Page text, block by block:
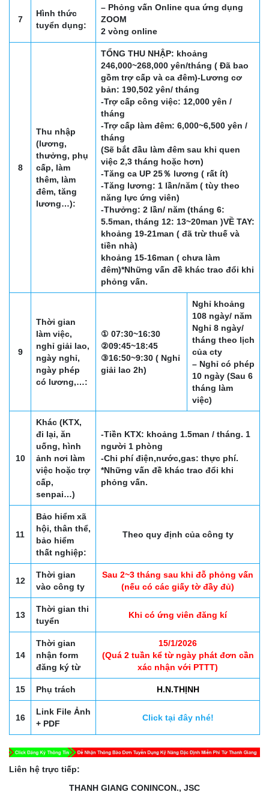
7
Hình thức
tuyển dụng:
– Phỏng vấn Online qua ứng dụng
ZOOM
2 vòng online
8
Thu nhập
(lương,
thưởng, phụ
cấp, làm
thêm, làm
đêm, tăng
lương…):
TỔNG THU NHẬP: khoảng
246,000~268,000 yên/tháng ( Đã bao
gồm trợ cấp và ca đêm)-Lương cơ
bản: 190,502 yên/ tháng
-Trợ cấp công việc: 12,000 yên /
tháng
-Trợ cấp làm đêm: 6,000~6,500 yên /
tháng
(Sẽ bắt đầu làm đêm sau khi quen
việc 2,3 tháng hoặc hơn)
-Tăng ca UP 25％ lương ( rất ít)
-Tăng lương: 1 lần/năm ( tùy theo
năng lực ứng viên)
-Thưởng: 2 lần/ năm (tháng 6:
5.5man, tháng 12: 13~20man )VỀ TAY:
khoảng 19-21man ( đã trừ thuế và
tiền nhà)
khoảng 15-16man ( chưa làm
đêm)*Những vấn đề khác trao đổi khi
phỏng vấn.
9
Thời gian
làm việc,
nghỉ giải lao,
ngày nghỉ,
ngày phép
có lương,…:
① 07:30~16:30
②09:45~18:45
③16:50~9:30 ( Nghỉ
giải lao 2h)
Nghỉ khoảng
108 ngày/ năm
Nghỉ 8 ngày/
tháng theo lịch
của cty
– Nghỉ có phép
10 ngày (Sau 6
tháng làm
việc)
10
Khác (KTX,
đi lại, ăn
uống, hình
ảnh nơi làm
việc hoặc trợ
cấp,
senpai…)
-Tiền KTX: khoảng 1.5man / tháng. 1
người 1 phòng
-Chi phí điện,nước,gas: thực phí.
*Những vấn đề khác trao đổi khi
phỏng vấn.
11
Bảo hiểm xã
hội, thân thể,
bảo hiểm
thất nghiệp:
Theo quy định của công ty
12
Thời gian
vào công ty
Sau 2~3 tháng sau khi đỗ phỏng vấn
(nếu có các giấy tờ đầy đủ)
13
Thời gian thi
tuyển
Khi có ứng viên đăng kí
14
Thời gian
nhận form
đăng ký từ
15/1/2026
(Quá 2 tuần kể từ ngày phát đơn cần
xác nhận với PTTT)
15 Phụ trách H.N.THỊNH
16
Link File Ảnh
+ PDF
Click tại đây nhé!
Liên hệ trực tiếp:
THANH GIANG CONINCON., JSC